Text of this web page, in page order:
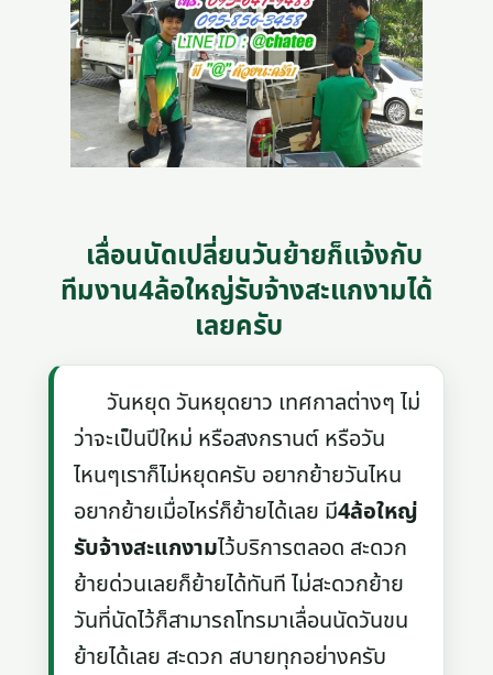
เลื่อนนัดเปลี่ยนวันย้ายก็แจ้งกับ
ทีมงาน4ล้อใหญ่รับจ้างสะแกงามได้
เลยครับ
วันหยุด วันหยุดยาว เทศกาลต่างๆ ไม่
ว่าจะเป็นปีใหม่ หรือสงกรานต์ หรือวัน
ไหนๆเราก็ไม่หยุดครับ อยากย้ายวันไหน
อยากย้ายเมื่อไหร่ก็ย้ายได้เลย มี4ล้อใหญ่
รับจ้างสะแกงามไว้บริการตลอด สะดวก
ย้ายด่วนเลยก็ย้ายได้ทันที ไม่สะดวกย้าย
วันที่นัดไว้ก็สามารถโทรมาเลื่อนนัดวันขน
ย้ายได้เลย สะดวก สบายทุกอย่างครับ